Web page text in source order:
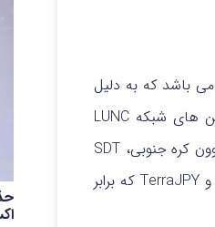
می باشد که به دلیل
دنبال کردن قیمت های ارزهای فیات، با توجه به آنها نام گذاری می شوند. استیبل کوین های شبکه LUNC
توسط سوزاندن توکن لونا تولید می شوند و شامل USD که برابر دلار آمریکا، KRT که برابر وون کره جنوبی، SDT
که برابر صندوق بین المللی پول، TerraEUR که برابر یورو، TerraBGP که برابر پوند بریتانیا و TerraJPY که برابر